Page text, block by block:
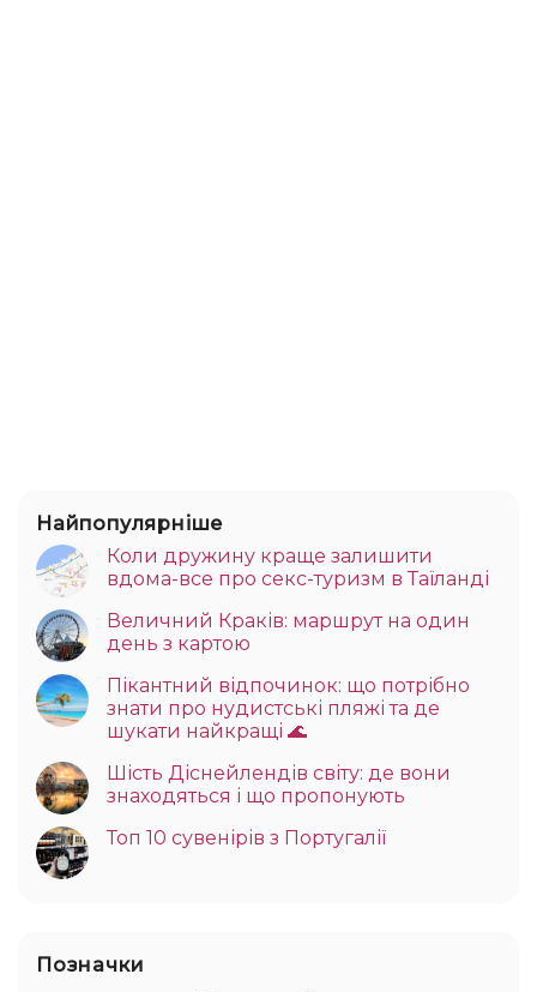
Найпопулярніше
Коли дружину краще залишити
вдома-все про секс-туризм в Таїланді
Величний Краків: маршрут на один
день з картою
Пікантний відпочинок: що потрібно
знати про нудистські пляжі та де
шукати найкращі 🌊
Шість Діснейлендів світу: де вони
знаходяться і що пропонують
Топ 10 сувенірів з Португалії
Позначки